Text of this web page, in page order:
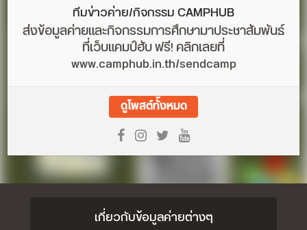
ทีมข่าวค่าย/กิจกรรม CAMPHUB
ส่งข้อมูลค่ายและกิจกรรมการศึกษามาประชาสัมพันธ์
ที่เว็บแคมป์ฮับ ฟรี! คลิกเลยที่
www.camphub.in.th/sendcamp
ดูโพสต์ทั้งหมด
เกี่ยวกับข้อมูลค่ายต่างๆ